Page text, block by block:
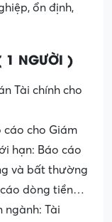
ổn định,
1 NGƯỜI )
Tài chính cho
cáo cho Giám
hạn: Báo cáo
và bất thường
dòng tiền…
ngành: Tài